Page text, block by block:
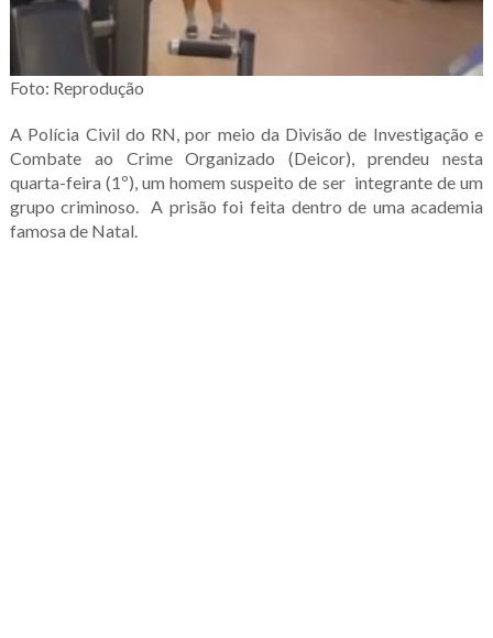
Foto: Reprodução
A Polícia Civil do RN, por meio da Divisão de Investigação e
Combate ao Crime Organizado (Deicor), prendeu nesta
quarta-feira (1º), um homem suspeito de ser integrante de um
grupo criminoso. A prisão foi feita dentro de uma academia
famosa de Natal.